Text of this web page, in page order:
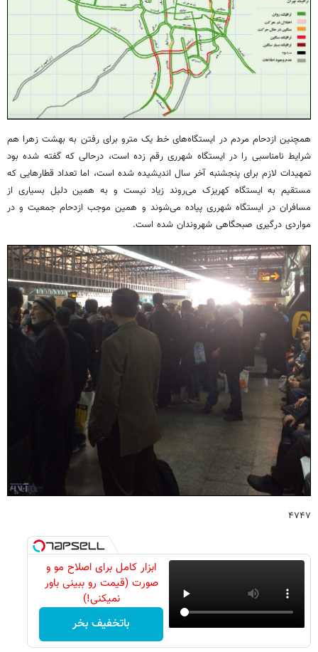
همچنین ازدحام مردم در ایستگاه‌های خط یک مترو برای رفتن به بهشت زهرا هم
شرایط نامناسبی را در ایستگاه‌ شهرری رقم زده است، درحالی که گفته شده بود
تمهیدات لازم برای پنجشنبه آخر سال اندیشیده شده است، اما تعداد قطارهایی که
مستقیم به ایستگاه کهریزک می‌روند زیاد نیست و به همین دلیل بسیاری از
مسافران در ایستگاه شهرری پیاده می‌شوند و همین موجب ازدحام جمعیت و در
مواردی درگیری صبحگاهی شهروندان شده است.
۴۷۴۷
ابزار کامل برای اصلاح مو و
صورت (قیمت رو ببینی باور
نمیکنی!)
باتخفیف بخر